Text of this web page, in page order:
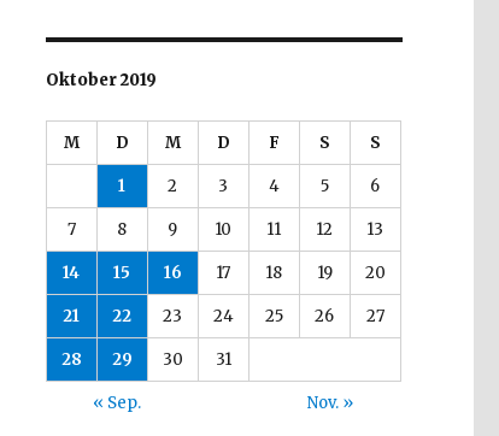
Oktober 2019
M D M D F S S
1 2 3 4 5 6
7 8 9 10 11 12 13
14 15 16 17 18 19 20
21 22 23 24 25 26 27
28 29 30 31
« Sep. Nov. »